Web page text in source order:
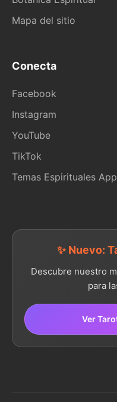
Mapa del sitio
Conecta
Facebook
Instagram
YouTube
TikTok
Temas Espirituales App
✨ Nuevo:
Descubre nuestro
para
Ver